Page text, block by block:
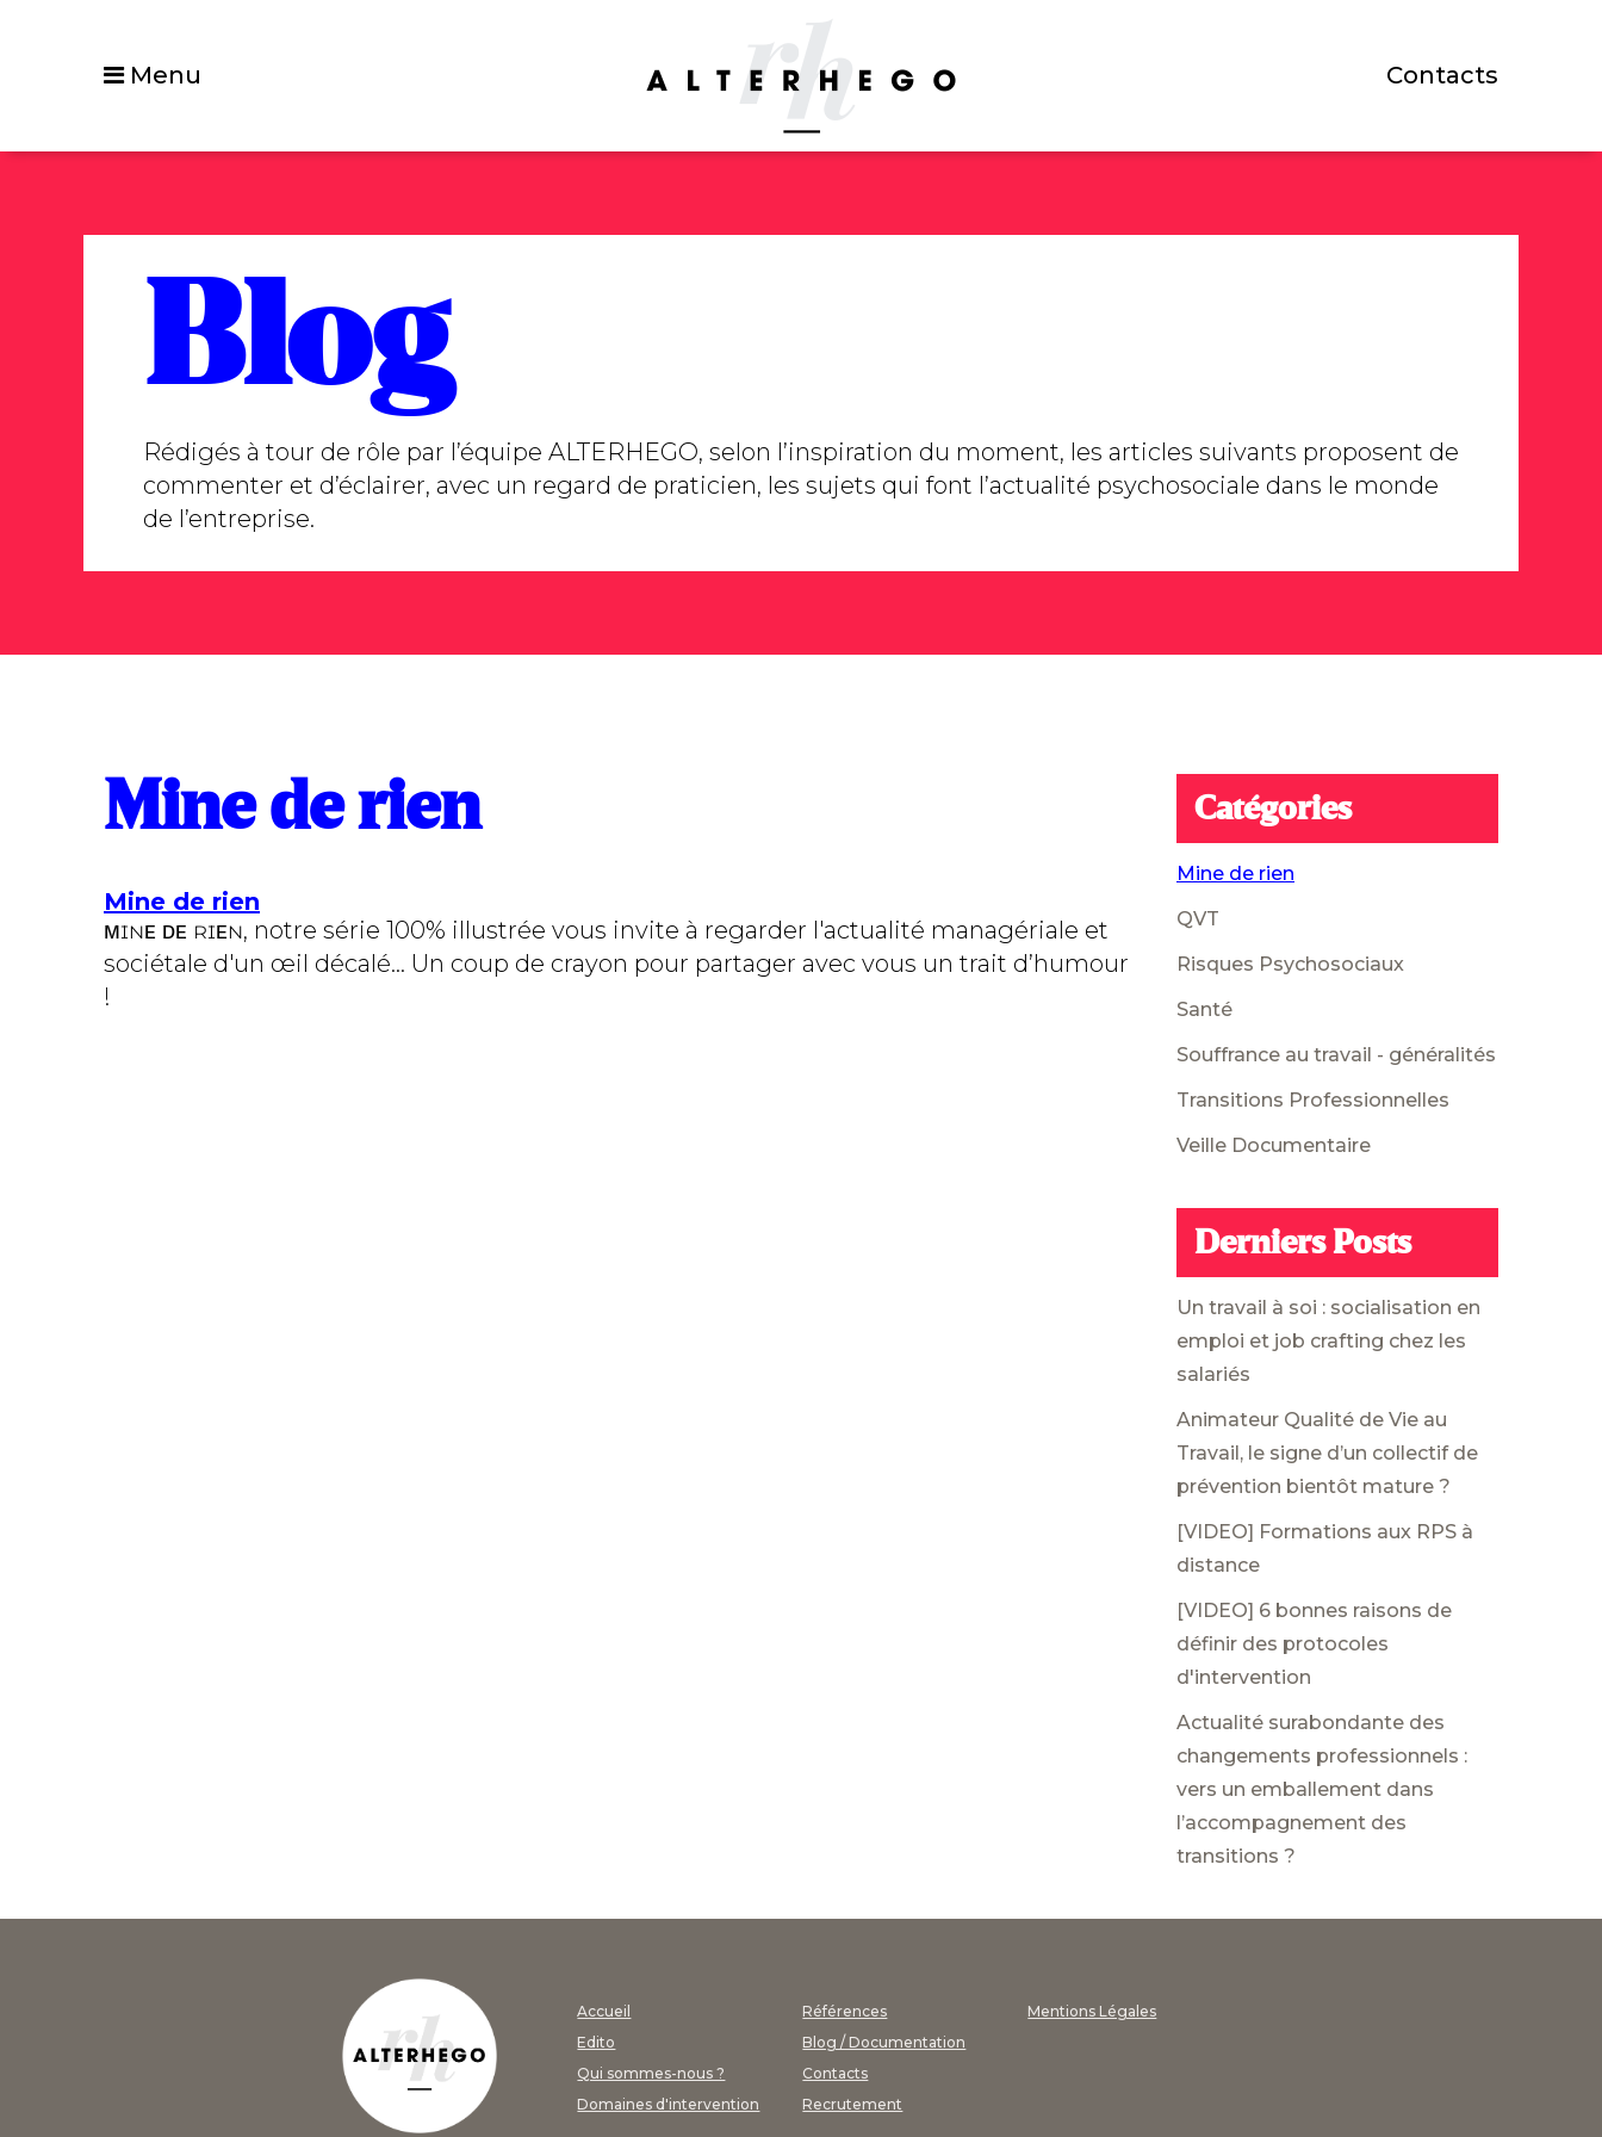
Menu Contacts
Blog
Rédigés à tour de rôle par l’équipe ALTERHEGO, selon l’inspiration du moment, les articles suivants proposent de
commenter et d’éclairer, avec un regard de praticien, les sujets qui font l’actualité psychosociale dans le monde
de l’entreprise.
Mine de rien
Mine de rien
ᴍɪɴᴇ ᴅᴇ ʀɪᴇɴ, notre série 100% illustrée vous invite à regarder l'actualité managériale et
sociétale d'un œil décalé... Un coup de crayon pour partager avec vous un trait d’humour
!
Catégories
Mine de rien
QVT
Risques Psychosociaux
Santé
Souffrance au travail - généralités
Transitions Professionnelles
Veille Documentaire
Derniers Posts
Un travail à soi : socialisation en
emploi et job crafting chez les
salariés
Animateur Qualité de Vie au
Travail, le signe d’un collectif de
prévention bientôt mature ?
[VIDEO] Formations aux RPS à
distance
[VIDEO] 6 bonnes raisons de
définir des protocoles
d'intervention
Actualité surabondante des
changements professionnels :
vers un emballement dans
l’accompagnement des
transitions ?
Accueil
Edito
Qui sommes-nous ?
Domaines d'intervention
Références
Blog / Documentation
Contacts
Recrutement
Mentions Légales